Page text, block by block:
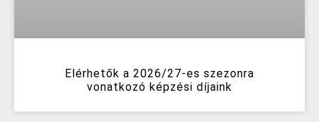
Elérhetők a 2026/27-es szezonra
vonatkozó képzési díjaink